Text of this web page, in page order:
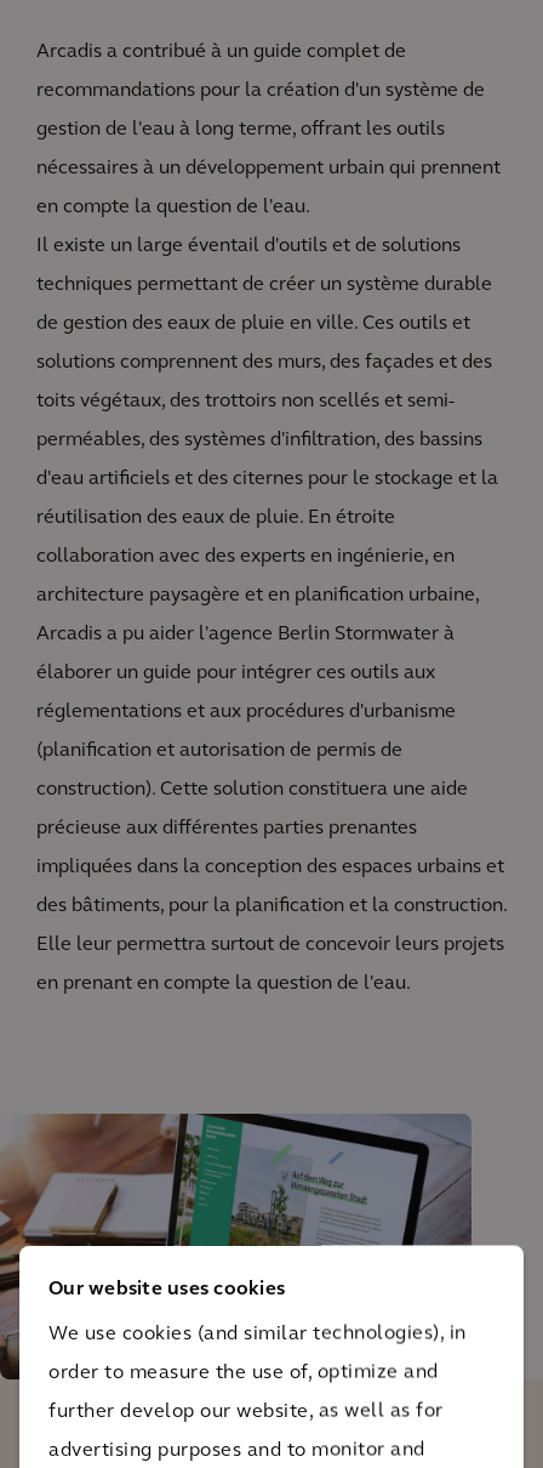
Our website uses cookies
We use cookies (and similar technologies), in
order to measure the use of, optimize and
further develop our website, as well as for
advertising purposes and to monitor and
Arcadis a contribué à un guide complet de
recommandations pour la création d'un système de
gestion de l'eau à long terme, offrant les outils
nécessaires à un développement urbain qui prennent
en compte la question de l'eau.
Il existe un large éventail d'outils et de solutions
techniques permettant de créer un système durable
de gestion des eaux de pluie en ville. Ces outils et
solutions comprennent des murs, des façades et des
toits végétaux, des trottoirs non scellés et semi-
perméables, des systèmes d'infiltration, des bassins
d'eau artificiels et des citernes pour le stockage et la
réutilisation des eaux de pluie. En étroite
collaboration avec des experts en ingénierie, en
architecture paysagère et en planification urbaine,
Arcadis a pu aider l'agence Berlin Stormwater à
élaborer un guide pour intégrer ces outils aux
réglementations et aux procédures d'urbanisme
(planification et autorisation de permis de
construction). Cette solution constituera une aide
précieuse aux différentes parties prenantes
impliquées dans la conception des espaces urbains et
des bâtiments, pour la planification et la construction.
Elle leur permettra surtout de concevoir leurs projets
en prenant en compte la question de l'eau.
L'approche intégrée, pluridisciplinaire,